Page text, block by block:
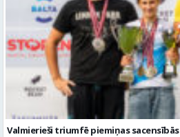
Valmierieši triumfē piemiņas sacensībās